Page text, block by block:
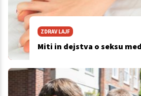
ZDRAV LAJF
Miti in dejstva o seksu